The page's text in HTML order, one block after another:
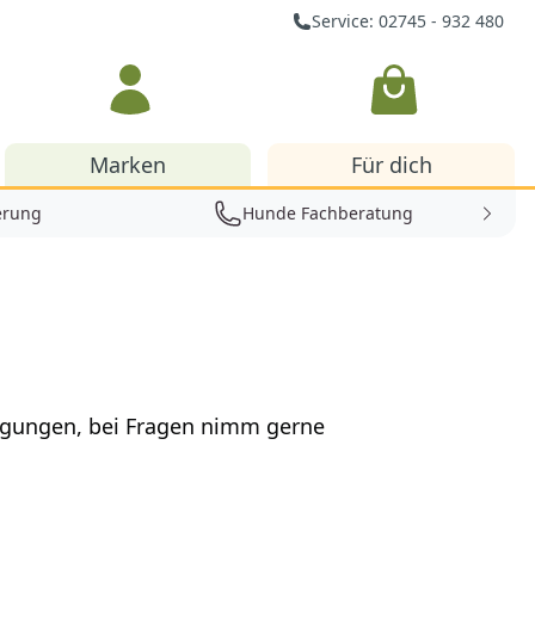
Service: 02745 - 932 480
Warenkorb
Marken Für dich
Hunde Fachberatung
bei Fragen nimm gerne